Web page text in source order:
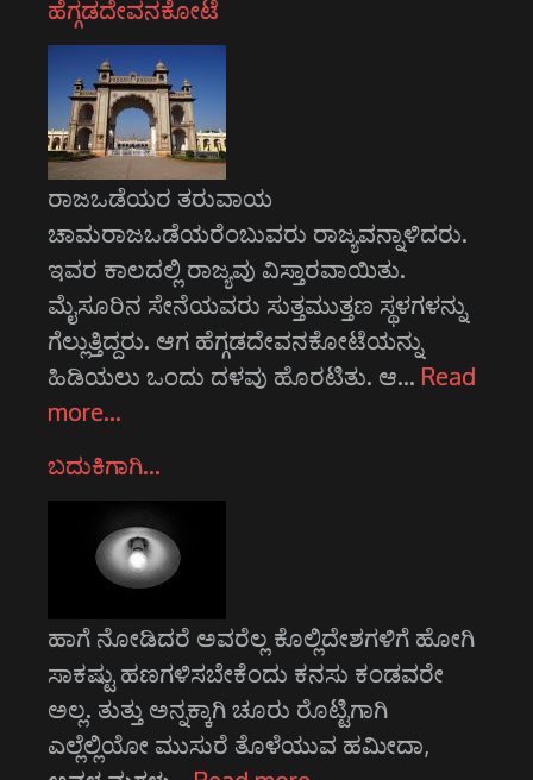
ಹೆಗ್ಗಡದೇವನಕೋಟೆ
ರಾಜಒಡೆಯರ ತರುವಾಯ
ಚಾಮರಾಜಒಡೆಯರೆಂಬುವರು ರಾಜ್ಯವನ್ನಾಳಿದರು.
ಇವರ ಕಾಲದಲ್ಲಿ ರಾಜ್ಯವು ವಿಸ್ತಾರವಾಯಿತು.
ಮೈಸೂರಿನ ಸೇನೆಯವರು ಸುತ್ತಮುತ್ತಣ ಸ್ಥಳಗಳನ್ನು
ಗೆಲ್ಲುತ್ತಿದ್ದರು. ಆಗ ಹೆಗ್ಗಡದೇವನಕೋಟೆಯನ್ನು
ಹಿಡಿಯಲು ಒಂದು ದಳವು ಹೊರಟಿತು. ಆ… Read
more…
ಬದುಕಿಗಾಗಿ…
ಹಾಗೆ ನೋಡಿದರೆ ಅವರೆಲ್ಲ ಕೊಲ್ಲಿದೇಶಗಳಿಗೆ ಹೋಗಿ
ಸಾಕಷ್ಟು ಹಣಗಳಿಸಬೇಕೆಂದು ಕನಸು ಕಂಡವರೇ
ಅಲ್ಲ. ತುತ್ತು ಅನ್ನಕ್ಕಾಗಿ ಚೂರು ರೊಟ್ಟಿಗಾಗಿ
ಎಲ್ಲೆಲ್ಲಿಯೋ ಮುಸುರೆ ತೊಳೆಯುವ ಹಮೀದಾ,